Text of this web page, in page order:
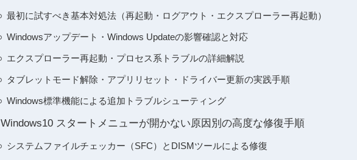
最初に試すべき基本対処法（再起動・ログアウト・エクスプローラー再起動）
Windowsアップデート・Windows Updateの影響確認と対応
エクスプローラー再起動・プロセス系トラブルの詳細解説
タブレットモード解除・アプリリセット・ドライバー更新の実践手順
Windows標準機能による追加トラブルシューティング
Windows10 スタートメニューが開かない原因別の高度な修復手順
システムファイルチェッカー（SFC）とDISMツールによる修復